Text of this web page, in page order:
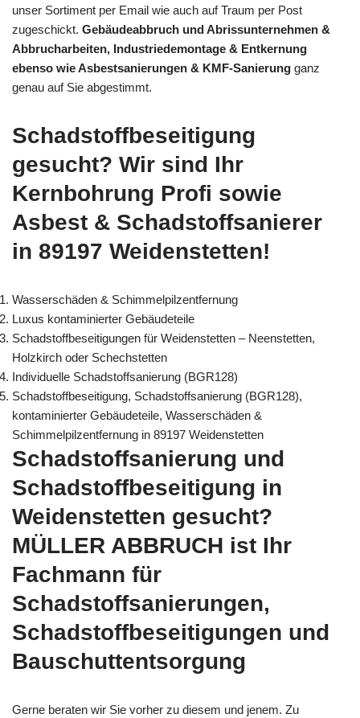
unser Sortiment per Email wie auch auf Traum per Post
zugeschickt. Gebäudeabbruch und Abrissunternehmen &
Abbrucharbeiten, Industriedemontage & Entkernung
ebenso wie Asbestsanierungen & KMF-Sanierung ganz
genau auf Sie abgestimmt.
Schadstoffbeseitigung
gesucht? Wir sind Ihr
Kernbohrung Profi sowie
Asbest & Schadstoffsanierer
in 89197 Weidenstetten!
Wasserschäden & Schimmelpilzentfernung
Luxus kontaminierter Gebäudeteile
Schadstoffbeseitigungen für Weidenstetten – Neenstetten,
Holzkirch oder Schechstetten
Individuelle Schadstoffsanierung (BGR128)
Schadstoffbeseitigung, Schadstoffsanierung (BGR128),
kontaminierter Gebäudeteile, Wasserschäden &
Schimmelpilzentfernung in 89197 Weidenstetten
Schadstoffsanierung und
Schadstoffbeseitigung in
Weidenstetten gesucht?
MÜLLER ABBRUCH ist Ihr
Fachmann für
Schadstoffsanierungen,
Schadstoffbeseitigungen und
Bauschuttentsorgung
Gerne beraten wir Sie vorher zu diesem und jenem. Zu